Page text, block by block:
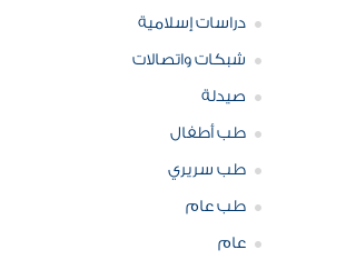
دراسات إسلامية
شبكات واتصالات
صيدلة
طب أطفال
طب سريري
طب عام
عام